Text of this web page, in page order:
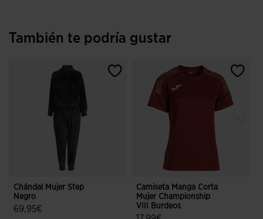
También te podría gustar
Chándal Mujer Step
Negro
69,95€
Camiseta Manga Corta
Mujer Championship
VIII Burdeos